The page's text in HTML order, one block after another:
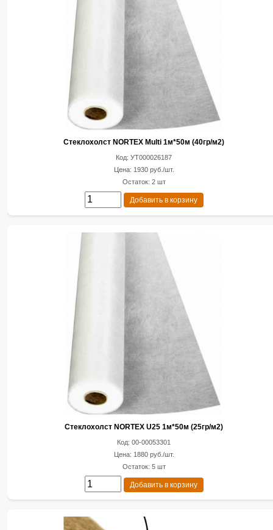
Стеклохолст NORTEX Multi 1м*50м (40гр/м2)
Код: УТ000026187
Цена: 1930 руб./шт.
Остаток: 2 шт
Добавить в корзину
Стеклохолст NORTEX U25 1м*50м (25гр/м2)
Код: 00-00053301
Цена: 1880 руб./шт.
Остаток: 5 шт
Добавить в корзину